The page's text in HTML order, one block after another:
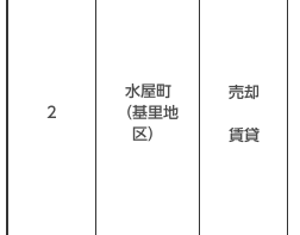
2
水屋町
（基里地
区）
売却
賃貸